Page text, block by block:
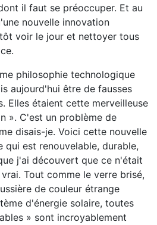
il faut se préoccuper. Et au
nouvelle innovation
voir le jour et nettoyer tous
philosophie technologique
aujourd'hui être de fausses
Elles étaient cette merveilleuse
». C'est un problème de
disais-je. Voici cette nouvelle
qui est renouvelable, durable,
j'ai découvert que ce n'était
Tout comme le verre brisé,
de couleur étrange
d'énergie solaire, toutes
» sont incroyablement